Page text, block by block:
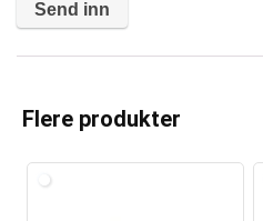
A
tFlere produkter